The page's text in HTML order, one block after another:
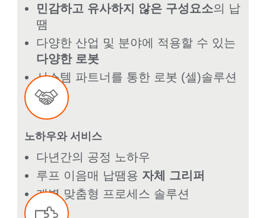
민감하고 유사하지 않은 구성요소의 납
땜
다양한 산업 및 분야에 적용할 수 있는
다양한 로봇
시스템 파트너를 통한 로봇 (셀)솔루션
노하우와 서비스
다년간의 공정 노하우
루프 이음매 납땜용 자체 그리퍼
개별 맞춤형 프로세스 솔루션